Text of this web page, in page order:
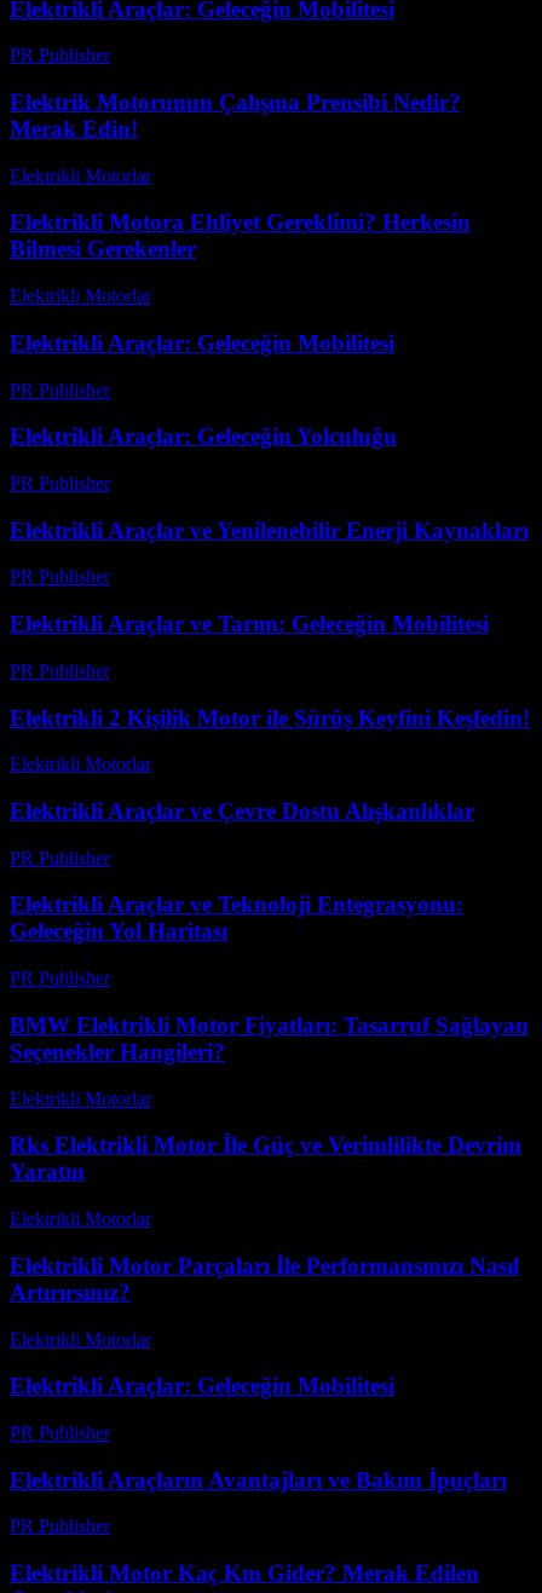
Elektrikli Araçlar: Geleceğin Mobilitesi
PR Publisher-
Elektrik Motorunun Çalışma Prensibi Nedir?
Merak Edin!
Elektrikli Motorlar-
Elektrikli Motora Ehliyet Gereklimi? Herkesin
Bilmesi Gerekenler
Elektrikli Motorlar-
Elektrikli Araçlar: Geleceğin Mobilitesi
PR Publisher-
Elektrikli Araçlar: Geleceğin Yolculuğu
PR Publisher-
Elektrikli Araçlar ve Yenilenebilir Enerji Kaynakları
PR Publisher-
Elektrikli Araçlar ve Tarım: Geleceğin Mobilitesi
PR Publisher-
Elektrikli 2 Kişilik Motor ile Sürüş Keyfini Keşfedin!
Elektrikli Motorlar-
Elektrikli Araçlar ve Çevre Dostu Alışkanlıklar
PR Publisher-
Elektrikli Araçlar ve Teknoloji Entegrasyonu:
Geleceğin Yol Haritası
PR Publisher-
BMW Elektrikli Motor Fiyatları: Tasarruf Sağlayan
Seçenekler Hangileri?
Elektrikli Motorlar-
Rks Elektrikli Motor İle Güç ve Verimlilikte Devrim
Yaratın
Elektrikli Motorlar-
Elektrikli Motor Parçaları İle Performansınızı Nasıl
Artırırsınız?
Elektrikli Motorlar-
Elektrikli Araçlar: Geleceğin Mobilitesi
PR Publisher-
Elektrikli Araçların Avantajları ve Bakım İpuçları
PR Publisher-
Elektrikli Motor Kaç Km Gider? Merak Edilen